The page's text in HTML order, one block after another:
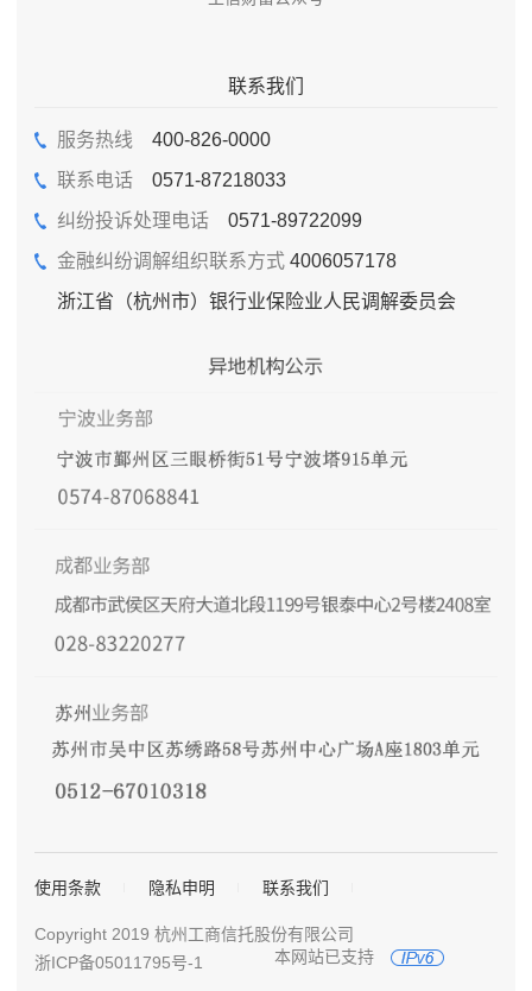
联系我们
服务热线 400-826-0000
联系电话0571-87218033
纠纷投诉处理电话0571-89722099
金融纠纷调解组织联系方式4006057178
浙江省（杭州市）银行业保险业人民调解委员会
使用条款 隐私申明 联系我们
Copyright 2019 杭州工商信托股份有限公司
浙ICP备05011795号-1
本网站已支持